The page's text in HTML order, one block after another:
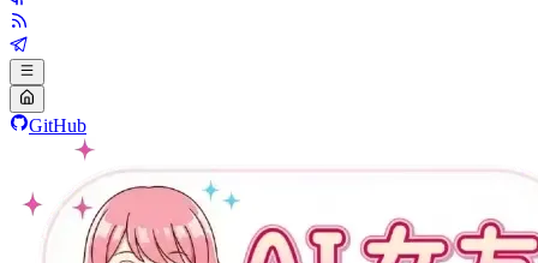
GitHub